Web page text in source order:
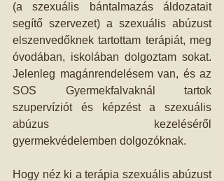
(a szexuális bántalmazás áldozatait
segítő szervezet) a szexuális abúzust
elszenvedőknek tartottam terápiát, meg
óvodában, iskolában dolgoztam sokat.
Jelenleg magánrendelésem van, és az
SOS Gyermekfalvaknál tartok
szupervíziót és képzést a szexuális
abúzus kezeléséről
gyermekvédelemben dolgozóknak.
Hogy néz ki a terápia szexuális abúzust